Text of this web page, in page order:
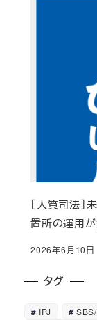
［人質司法
置所の運用が
2026年6月10日
タグ
IPJ